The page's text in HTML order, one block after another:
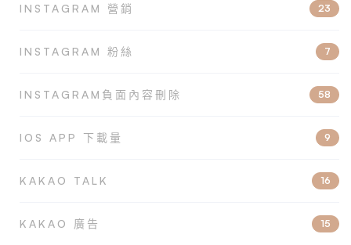
INSTAGRAM 營銷 23
INSTAGRAM 粉絲 7
INSTAGRAM負面內容刪除 58
IOS APP 下載量 9
KAKAO TALK 16
KAKAO 廣告 15